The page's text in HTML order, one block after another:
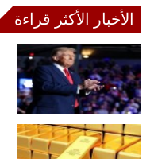
الأخبار الأكثر قراءة